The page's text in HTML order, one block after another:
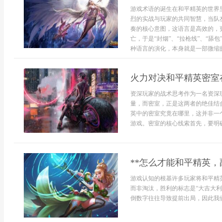
游戏术语的诞生在和平精英的世
烈的实战与玩家的共同智慧，当
奏的核心意图，这语言是高效的
亡，于是“封烟”、“拉枪线”、“舔
种语言的演化，本身就是一部微缩
火力对决和平精英密
资深玩家的战术思考作为一名资
量，而密室，正是这两者的绝佳
英中的密室究竟在哪里，这并非
游戏。密室的核心线索首先，要
**怎么才能和平精英
游戏认知的根基许多玩家将和平
而非淘汰，胜利的标志是“大吉大
倒数字往往导致提前出局，因此我